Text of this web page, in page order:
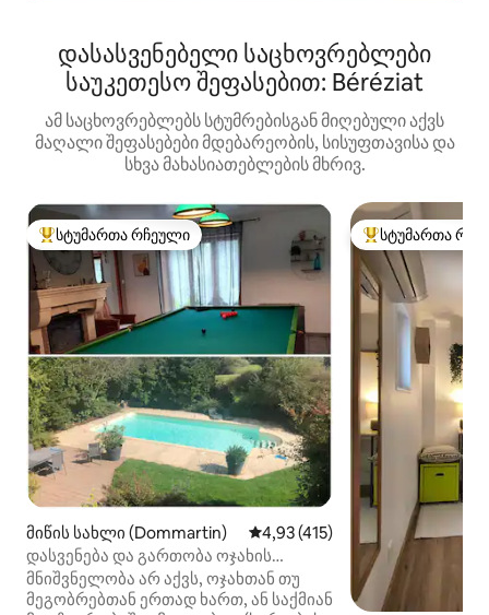
დასასვენებელი საცხოვრებლები
საუკეთესო შეფასებით: Béréziat
ამ საცხოვრებლებს სტუმრებისგან მიღებული აქვს
მაღალი შეფასებები მდებარეობის, სისუფთავისა და
სხვა მახასიათებლების მხრივ.
სტუმართა რჩეული მოწინავე ვარიანტი
სტუმართა რჩეული
მიწის სახლი (Dommartin) საშუალო შეფასებაა 5‑დან
4,93 (415)
დასვენება და გართობა ოჯახის
წევრებთან, მეგობრებთან ან
პროფესიონალებთან ერთად.
მნიშვნელობა არ აქვს, ოჯახთან თუ
მეგობრებთან ერთად ხართ, ან საქმიან
სტუმართა
სტუმართა